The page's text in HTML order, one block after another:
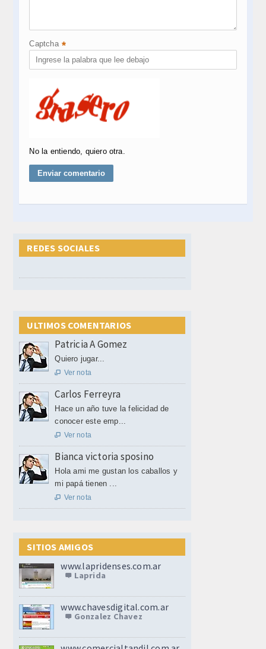
Captcha *
No la entiendo, quiero otra.
REDES SOCIALES
ULTIMOS COMENTARIOS
Patricia A Gomez
Quiero jugar...
 Ver nota
Carlos Ferreyra
Hace un año tuve la felicidad de
conocer este emp...
 Ver nota
Bianca victoria sposino
Hola ami me gustan los caballos y
mi papá tienen ...
 Ver nota
SITIOS AMIGOS
www.lapridenses.com.ar
Laprida
www.chavesdigital.com.ar
Gonzalez Chavez